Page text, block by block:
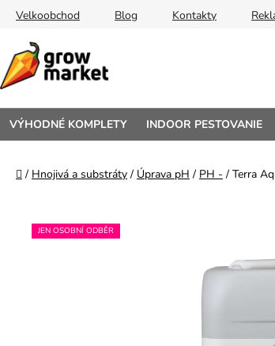
Prejsť na obsah
Velkoobchod Blog Kontakty
VÝHODNÉ KOMPLETY INDOOR PESTOVANIE
Domov
/ Hnojivá a substráty / Úprava pH / PH - / Terra
JEN OSOBNÍ ODBĚR